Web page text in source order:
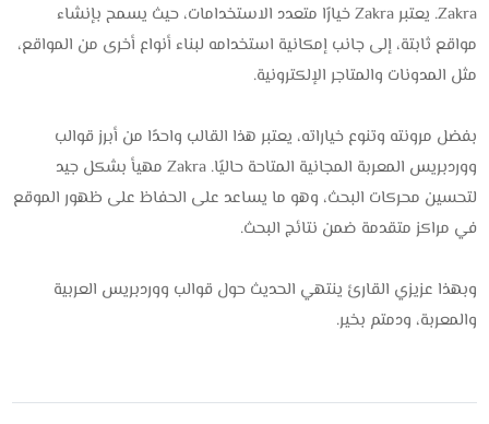
Zakra. يعتبر Zakra خيارًا متعدد الاستخدامات، حيث يسمح بإنشاء
مواقع ثابتة، إلى جانب إمكانية استخدامه لبناء أنواع أخرى من المواقع،
مثل المدونات والمتاجر الإلكترونية.
بفضل مرونته وتنوع خياراته، يعتبر هذا القالب واحدًا من أبرز قوالب
ووردبريس المعربة المجانية المتاحة حاليًا. Zakra مهيأ بشكل جيد
لتحسين محركات البحث، وهو ما يساعد على الحفاظ على ظهور الموقع
في مراكز متقدمة ضمن نتائج البحث.
وبهذا عزيزي القارئ ينتهي الحديث حول قوالب ووردبريس العربية
والمعربة، ودمتم بخير.